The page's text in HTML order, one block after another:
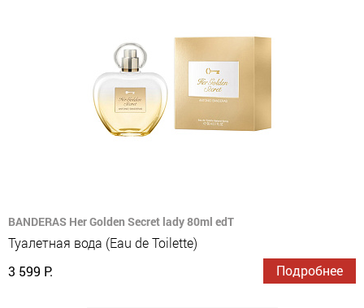
BANDERAS Her Golden Secret lady 80ml edT
Туалетная вода (Eau de Toilette)
3 599 Р.
Подробнее